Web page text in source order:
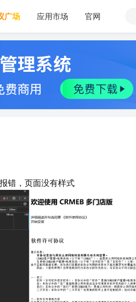
广场 应用市场 官网
错，页面没有样式